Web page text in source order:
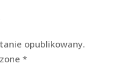
opublikowany.
*